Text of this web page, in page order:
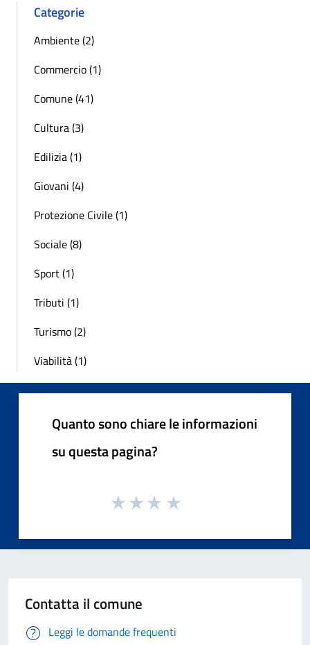
Categorie
Ambiente (2)
Commercio (1)
Comune (41)
Cultura (3)
Edilizia (1)
Giovani (4)
Protezione Civile (1)
Sociale (8)
Sport (1)
Tributi (1)
Turismo (2)
Viabilità (1)
Quanto sono chiare le informazioni
su questa pagina?
Contatta il comune
Leggi le domande frequenti